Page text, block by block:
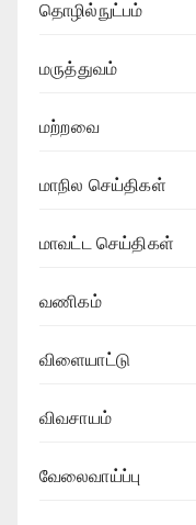
தொழில்நுட்பம்
மருத்துவம்
மற்றவை
மாநில செய்திகள்
மாவட்ட செய்திகள்
வணிகம்
விளையாட்டு
விவசாயம்
வேலைவாய்ப்பு